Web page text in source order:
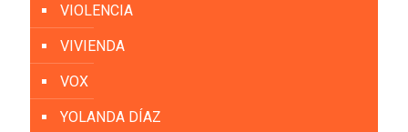
VIOLENCIA
VIVIENDA
VOX
YOLANDA DÍAZ